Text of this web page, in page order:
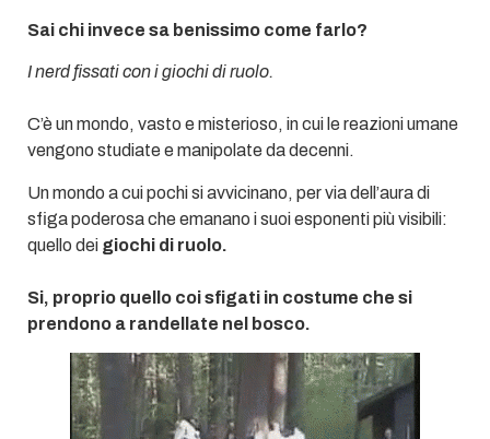
Sai chi invece sa benissimo come farlo?
I nerd fissati con i giochi di ruolo.
C’è un mondo, vasto e misterioso, in cui le reazioni umane
vengono studiate e manipolate da decenni.
Un mondo a cui pochi si avvicinano, per via dell’aura di
sfiga poderosa che emanano i suoi esponenti più visibili:
quello dei giochi di ruolo.
Si, proprio quello coi sfigati in costume che si
prendono a randellate nel bosco.